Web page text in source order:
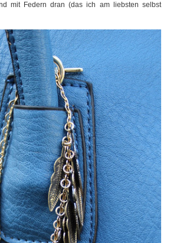
mit Federn dran (das ich am liebsten selbst